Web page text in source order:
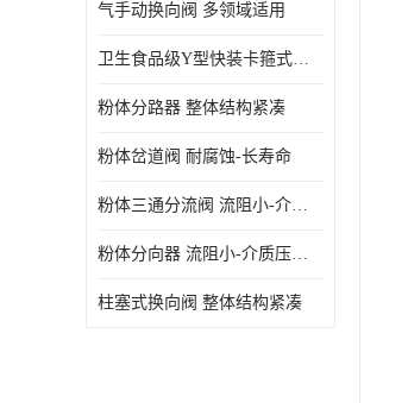
气手动换向阀 多领域适用
卫生食品级Y型快装卡箍式分路阀 结构坚固-不易变形
粉体分路器 整体结构紧凑
粉体岔道阀 耐腐蚀-长寿命
粉体三通分流阀 流阻小-介质压力损失少
粉体分向器 流阻小-介质压力损失少
柱塞式换向阀 整体结构紧凑